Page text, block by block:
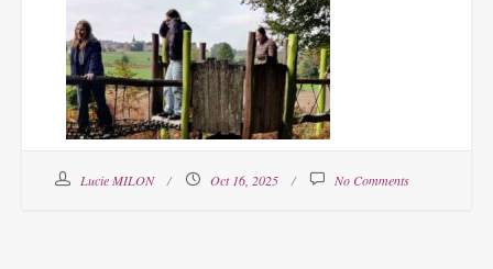
Lucie MILON Oct 16, 2025 No Comments